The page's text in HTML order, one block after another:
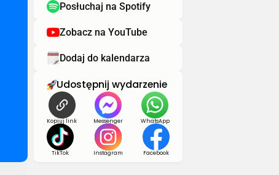
Posłuchaj na Spotify
Zobacz na YouTube
Dodaj do kalendarza
Udostępnij wydarzenie
Kopiuj link Messenger WhatsApp
TikTok Instagram Facebook